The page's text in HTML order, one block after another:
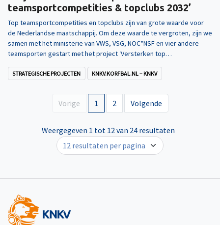
teamsportcompetities & topclubs 2032’
Top teamsportcompetities en topclubs zijn van grote waarde voor
de Nederlandse maatschappij. Om deze waarde te vergroten, zijn we
samen met het ministerie van VWS, VSG, NOC*NSF en vier andere
teamsporten gestart met het project ‘Versterken top
STRATEGISCHE PROJECTEN KNKV.KORFBAL.NL – KNKV
Vorige 1 2 Volgende
Weergegeven 1 tot 12 van 24 resultaten